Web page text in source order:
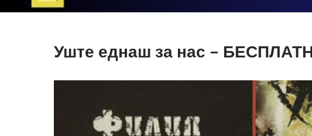
Уште еднаш за нас –